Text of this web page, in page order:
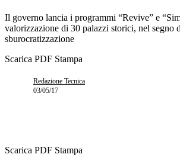
Il governo lancia i programmi “Revive” e
valorizzazione di 30 palazzi storici, nel segno
sburocratizzazione
Scarica PDF Stampa
Redazione Tecnica
03/05/17
Scarica PDF Stampa